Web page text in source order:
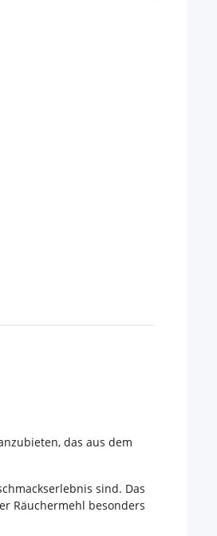
das aus dem
sind. Das
Räuchermehl besonders